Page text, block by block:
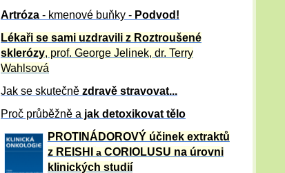
Artróza - kmenové buňky - Podvod!
Lékaři se sami uzdravili z Roztroušené
sklerózy, prof. George Jelinek, dr. Terry
Wahlsová
Jak se skutečně zdravě stravovat...
Proč průběžně a jak detoxikovat tělo
PROTINÁDOROVÝ účinek extraktů
z REISHI a CORIOLUSU na úrovni
klinických studií